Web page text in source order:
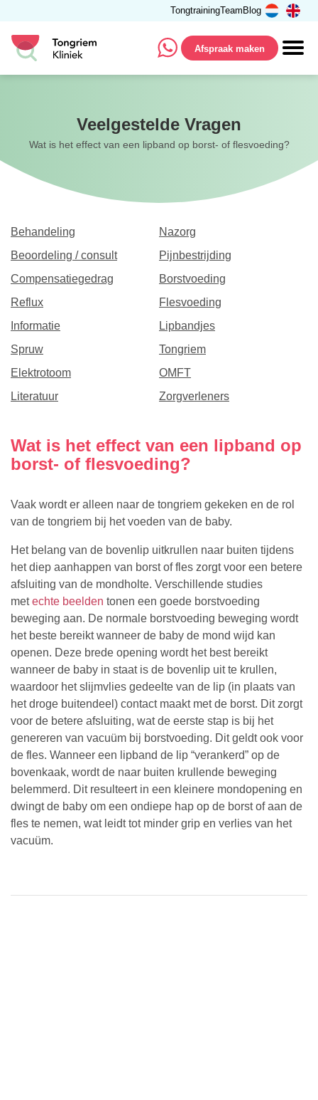
TongtrainingTeam Blog
Afspraak maken
Veelgestelde Vragen
Wat is het effect van een lipband op borst- of flesvoeding?
Behandeling
Nazorg
Beoordeling / consult
Pijnbestrijding
Compensatiegedrag
Borstvoeding
Reflux
Flesvoeding
Informatie
Lipbandjes
Spruw
Tongriem
Elektrotoom
OMFT
Literatuur
Zorgverleners
Wat is het effect van een lipband op
borst- of flesvoeding?
Vaak wordt er alleen naar de tongriem gekeken en de rol
van de tongriem bij het voeden van de baby.
Het belang van de bovenlip uitkrullen naar buiten tijdens
het diep aanhappen van borst of fles zorgt voor een betere
afsluiting van de mondholte. Verschillende studies
metechte beelden tonen een goede borstvoeding
beweging aan. De normale borstvoeding beweging wordt
het beste bereikt wanneer de baby de mond wijd kan
openen. Deze brede opening wordt het best bereikt
wanneer de baby in staat is de bovenlip uit te krullen,
waardoor het slijmvlies gedeelte van de lip (in plaats van
het droge buitendeel) contact maakt met de borst. Dit zorgt
voor de betere afsluiting, wat de eerste stap is bij het
genereren van vacuüm bij borstvoeding. Dit geldt ook voor
de fles. Wanneer een lipband de lip “verankerd” op de
bovenkaak, wordt de naar buiten krullende beweging
belemmerd. Dit resulteert in een kleinere mondopening en
dwingt de baby om een ondiepe hap op de borst of aan de
fles te nemen, wat leidt tot minder grip en verlies van het
vacuüm.